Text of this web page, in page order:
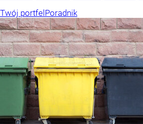
Twój portfelPoradnik